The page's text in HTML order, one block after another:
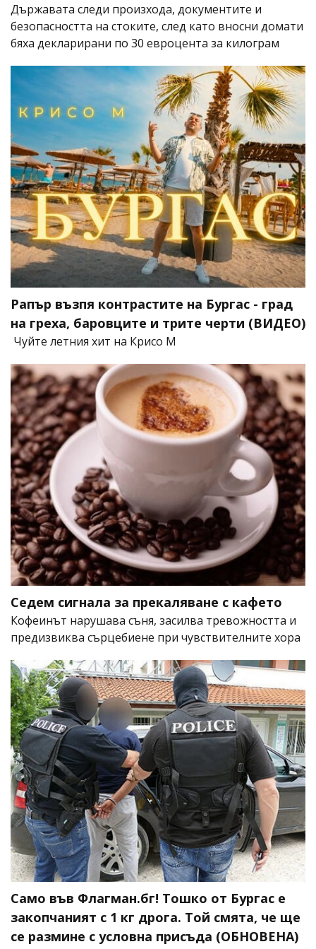
Държавата следи произхода, документите и
безопасността на стоките, след като вносни домати
бяха декларирани по 30 евроцента за килограм
Рапър възпя контрастите на Бургас - град
на греха, баровците и трите черти (ВИДЕО)
Чуйте летния хит на Крисо М
Седем сигнала за прекаляване с кафето
Кофеинът нарушава съня, засилва тревожността и
предизвиква сърцебиене при чувствителните хора
Само във Флагман.бг! Тошко от Бургас е
закопчаният с 1 кг дрога. Той смята, че ще
се размине с условна присъда (ОБНОВЕНА)